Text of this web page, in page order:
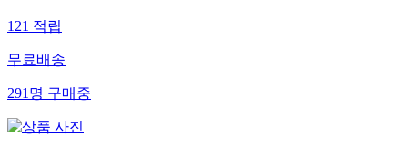
121적립
무료배송
291명구매중